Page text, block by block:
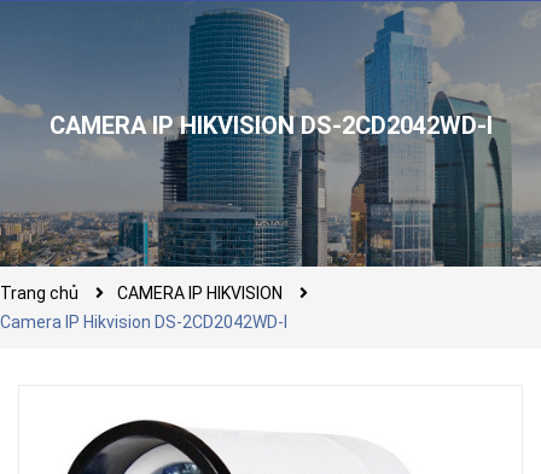
CAMERA IP HIKVISION DS-2CD2042WD-I
Trang chủ
CAMERA IP HIKVISION
Camera IP Hikvision DS-2CD2042WD-I